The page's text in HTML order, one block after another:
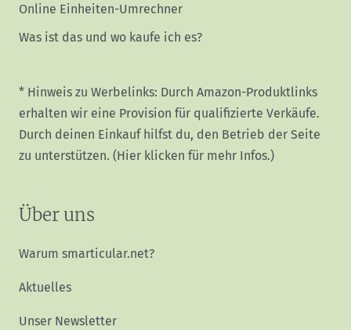
Online Einheiten-Umrechner
Was ist das und wo kaufe ich es?
* Hinweis zu Werbelinks: Durch Amazon-Produktlinks
erhalten wir eine Provision für qualifizierte Verkäufe.
Durch deinen Einkauf hilfst du, den Betrieb der Seite
zu unterstützen. (Hier klicken für mehr Infos.)
Über uns
Warum smarticular.net?
Aktuelles
Unser Newsletter